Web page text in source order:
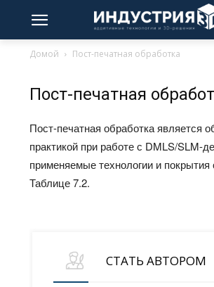
Домой Пост-печатная обработка
Пост-печатная
Пост-печатная обработка является
практикой при работе с DMLS/SLM-
применяемые технологии и
Таблице 7.2.
СТАТЬ АВТОРОМ